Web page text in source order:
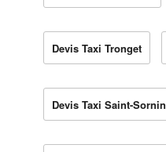
Devis Taxi Tronget
Devis Taxi Saint-Sornin